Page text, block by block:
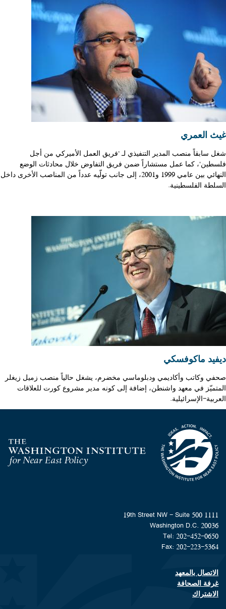
غيث العمري
شغل سابقاً منصب المدير التنفيذي لـ "فريق العمل الأميركي من أجل
فلسطين"، كما عمل مستشاراً ضمن فريق التفاوض خلال محادثات الوضع
النهائي بين عامي 1999 و2001، إلى جانب تولّيه عدداً من المناصب الأخرى داخل
السلطة الفلسطينية.
ديفيد ماكوفسكي
صحفي وكاتب وأكاديمي ودبلوماسي مخضرم، يشغل حالياً منصب زميل زيغلر
المتميّز في معهد واشنطن، إضافة إلى كونه مدير مشروع كورت للعلاقات
العربية-الإسرائيلية.
Homepage
1111 19th Street NW - Suite 500
Washington D.C. 20036
Tel: 202-452-0650
Fax: 202-223-5364
Footer contact links
الاتصال بالمعهد
غرفة الصحافة
الاشتراك